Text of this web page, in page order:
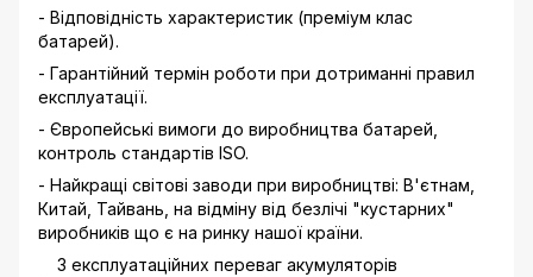
- Відповідність характеристик (преміум клас
батарей).
- Гарантійний термін роботи при дотриманні правил
експлуатації.
- Європейські вимоги до виробництва батарей,
контроль стандартів ISO.
- Найкращі світові заводи при виробництві: В'єтнам,
Китай, Тайвань, на відміну від безлічі "кустарних"
виробників що є на ринку нашої країни.
З експлуатаційних переваг акумуляторів